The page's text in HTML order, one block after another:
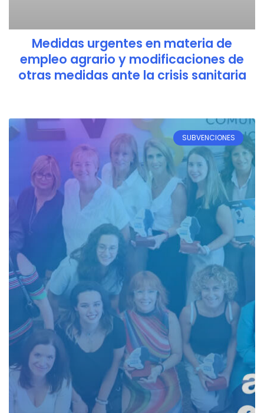
Medidas urgentes en materia de
empleo agrario y modificaciones de
otras medidas ante la crisis sanitaria
SUBVENCIONES